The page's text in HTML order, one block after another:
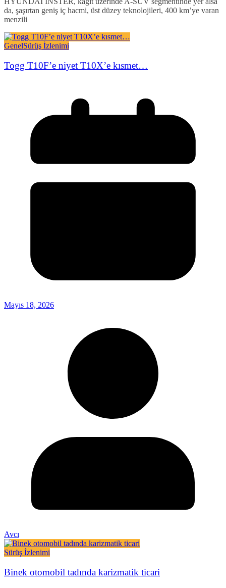
da, şaşırtan geniş iç hacmi, üst düzey teknolojileri, 400 km’ye varan
menzili
GenelSürüş İzlenimi
Togg T10F’e niyet T10X’e kısmet…
Mayıs 18, 2026
Avcı
Sürüş İzlenimi
Binek otomobil tadında karizmatik ticari